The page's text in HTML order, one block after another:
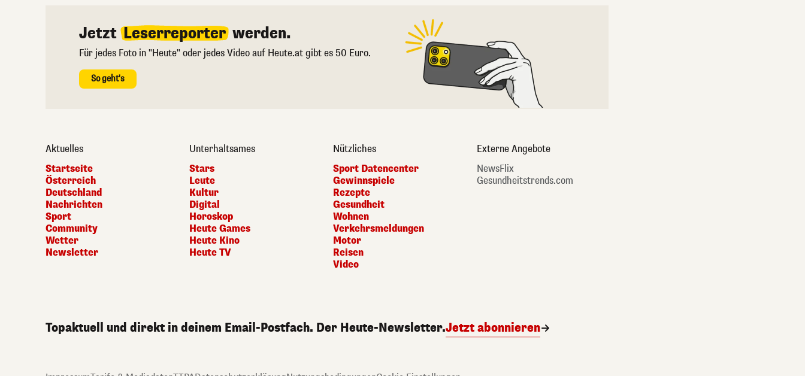
Jetzt Leserreporter werden.
Für jedes Foto in "Heute" oder jedes Video auf Heute.at gibt es 50 Euro.
So geht's
Aktuelles
Startseite
Österreich
Deutschland
Nachrichten
Sport
Community
Wetter
Newsletter
Unterhaltsames
Stars
Leute
Kultur
Digital
Horoskop
Heute Games
Heute Kino
Heute TV
Nützliches
Sport Datencenter
Gewinnspiele
Rezepte
Gesundheit
Wohnen
Verkehrsmeldungen
Motor
Reisen
Video
Externe Angebote
NewsFlix
Gesundheitstrends.com
Topaktuell und direkt in deinem Email-Postfach. Der Heute-Newsletter.Jetzt abonnieren